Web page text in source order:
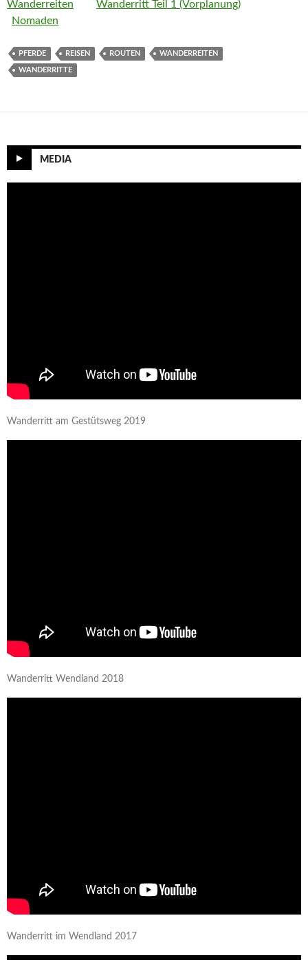
Wanderreiten
Wanderritt Teil 1 (Vorplanung)
Nomaden
PFERDE REISEN ROUTEN WANDERREITEN
WANDERRITTE
MEDIA
Wanderritt am Gestütsweg 2019
Wanderritt Wendland 2018
Wanderritt im Wendland 2017